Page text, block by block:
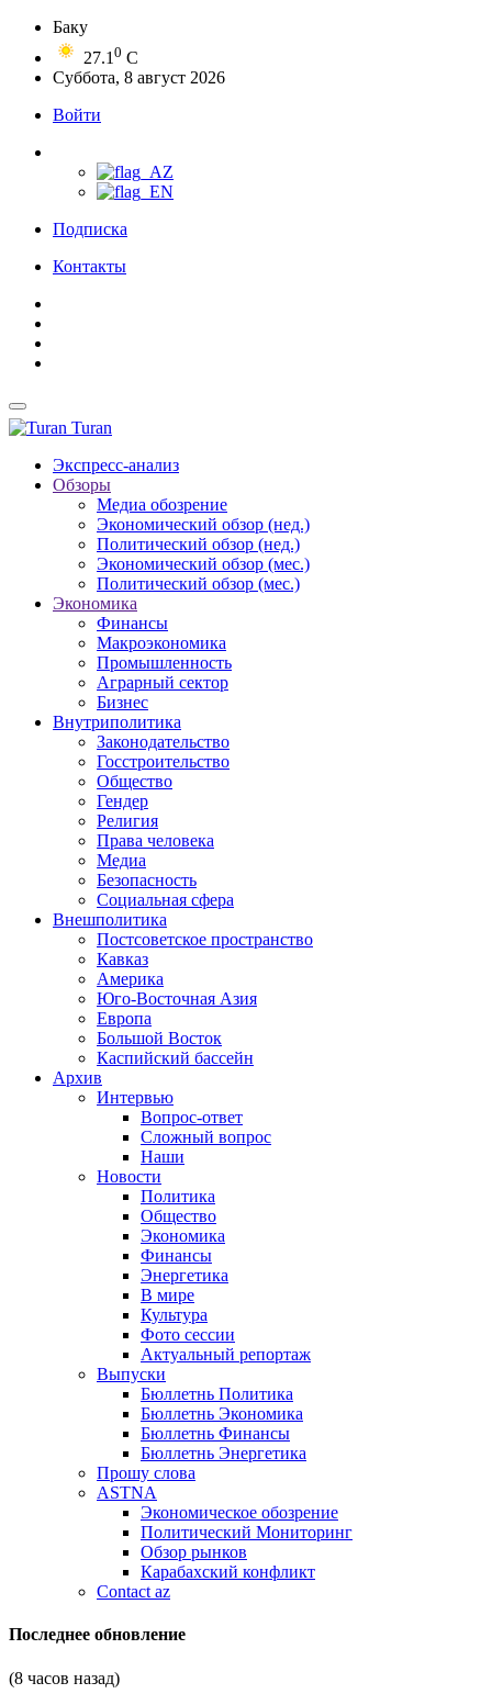
Баку
27.1 0 C
Суббота, 8 август 2026
Войти
Подписка
Контакты
Turan
Экспресс-анализ
Обзоры
Медиа обозрение
Экономический обзор (нед.)
Политический обзор (нед.)
Экономический обзор (мес.)
Политический обзор (мес.)
Экономика
Финансы
Макроэкономика
Промышленность
Аграрный сектор
Бизнес
Внутриполитика
Законодательство
Госстроительство
Общество
Гендер
Религия
Права человека
Медиа
Безопасность
Социальная сфера
Внешполитика
Постсоветское пространство
Кавказ
Америка
Юго-Восточная Азия
Европа
Большой Восток
Каспийский бассейн
Архив
Интервью
Вопрос-ответ
Сложный вопрос
Наши
Новости
Политика
Общество
Экономика
Финансы
Энергетика
В мире
Культура
Фото сессии
Актуальный репортаж
Выпуски
Бюллетнь Политика
Бюллетнь Экономика
Бюллетнь Финансы
Бюллетнь Энергетика
Прошу слова
ASTNA
Экономическое обозрение
Политический Мониторинг
Обзор рынков
Карабахский конфликт
Contact az
Последнее обновление
(8 часов назад)